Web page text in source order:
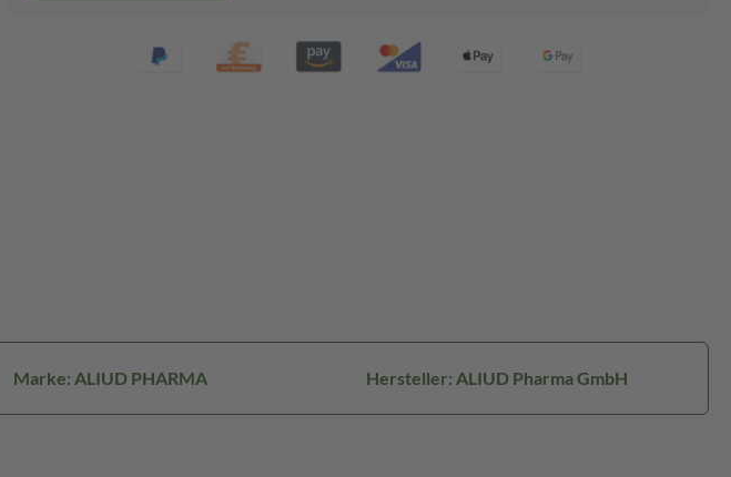
Marke: ALIUD PHARMA Hersteller: ALIUD Pharma GmbH